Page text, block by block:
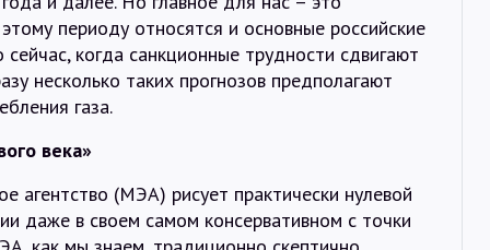
периоду относятся и основные российские
когда санкционные трудности сдвигают
несколько таких прогнозов предполагают
газа.
века»
агентство (МЭА) рисует практически нулевой
даже в своем самом консервативном с точки